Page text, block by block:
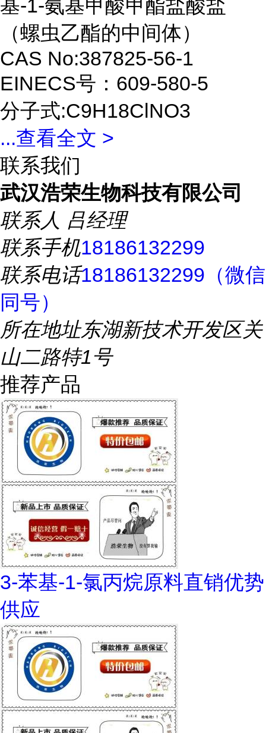
基-1-氨基甲酸甲酯盐酸盐
（螺虫乙酯的中间体）
CAS No:387825-56-1
EINECS号：609-580-5
分子式:C9H18ClNO3
...查看全文 >
联系我们
武汉浩荣生物科技有限公司
联系人 吕经理
联系手机18186132299
联系电话18186132299（微信
同号）
所在地址东湖新技术开发区关
山二路特1号
推荐产品
3-苯基-1-氯丙烷原料直销优势
供应